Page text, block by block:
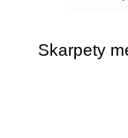
Skarpety